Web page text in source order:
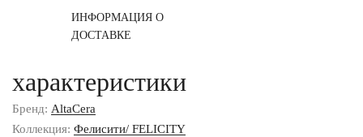
ИНФОРМАЦИЯ О
ДОСТАВКЕ
характеристики
Бренд: AltaCera
Коллекция: Фелисити/ FELICITY